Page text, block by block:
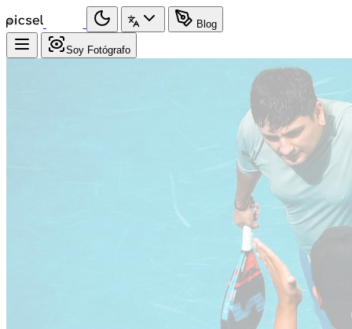
Blog
Soy Fotógrafo